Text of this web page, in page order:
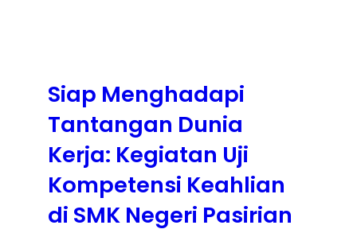
Siap Menghadapi
Tantangan Dunia
Kerja: Kegiatan Uji
Kompetensi Keahlian
di SMK Negeri Pasirian